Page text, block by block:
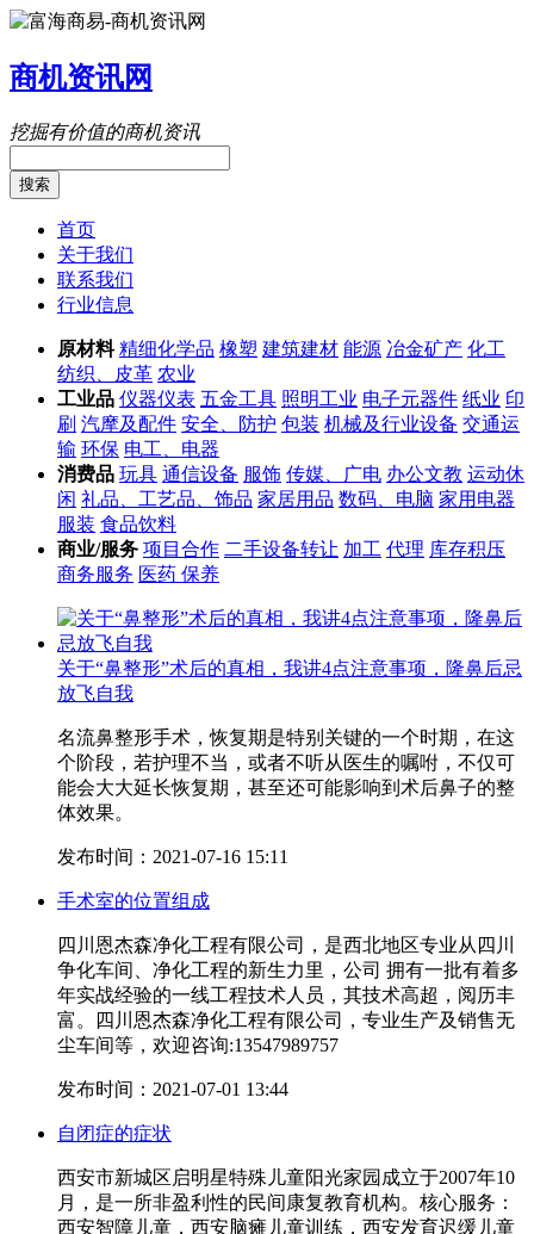
商机资讯网
挖掘有价值的商机资讯
搜索
首页
关于我们
联系我们
行业信息
原材料 精细化学品 橡塑 建筑建材 能源 冶金矿产 化工
纺织、皮革 农业
工业品 仪器仪表 五金工具 照明工业 电子元器件 纸业 印
刷 汽摩及配件 安全、防护 包装 机械及行业设备 交通运
输 环保 电工、电器
消费品 玩具 通信设备 服饰 传媒、广电 办公文教 运动休
闲 礼品、工艺品、饰品 家居用品 数码、电脑 家用电器
服装 食品饮料
商业/服务 项目合作 二手设备转让 加工 代理 库存积压
商务服务 医药 保养
关于“鼻整形”术后的真相，我讲4点注意事项，隆鼻后忌
放飞自我
名流鼻整形手术，恢复期是特别关键的一个时期，在这
个阶段，若护理不当，或者不听从医生的嘱咐，不仅可
能会大大延长恢复期，甚至还可能影响到术后鼻子的整
体效果。
发布时间：2021-07-16 15:11
手术室的位置组成
四川恩杰森净化工程有限公司，是西北地区专业从四川
争化车间、净化工程的新生力里，公司 拥有一批有着多
年实战经验的一线工程技术人员，其技术高超，阅历丰
富。四川恩杰森净化工程有限公司，专业生产及销售无
尘车间等，欢迎咨询:13547989757
发布时间：2021-07-01 13:44
自闭症的症状
西安市新城区启明星特殊儿童阳光家园成立于2007年10
月，是一所非盈利性的民间康复教育机构。核心服务：
西安智障儿童，西安脑瘫儿童训练，西安发育迟缓儿童